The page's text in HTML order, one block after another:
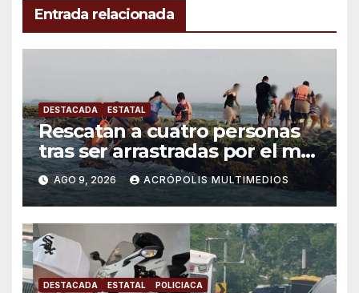
Entrada relacionada
DESTACADA ESTATAL
Rescatan a cuatro personas
tras ser arrastradas por el mar
en Chachalacas
AGO 9, 2026 ACRÓPOLIS MULTIMEDIOS
DESTACADA ESTATAL POLICIACA